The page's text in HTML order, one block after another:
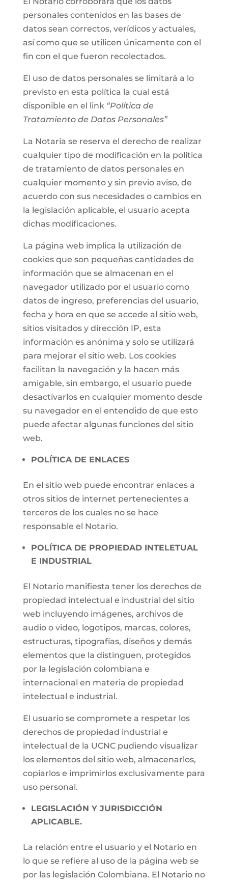
personales contenidos en las bases de
datos sean correctos, verídicos y actuales,
así como que se utilicen únicamente con el
fin con el que fueron recolectados.
El uso de datos personales se limitará a lo
previsto en esta política la cual está
disponible en el link “Política de
Tratamiento de Datos Personales”
La Notaría se reserva el derecho de realizar
cualquier tipo de modificación en la política
de tratamiento de datos personales en
cualquier momento y sin previo aviso, de
acuerdo con sus necesidades o cambios en
la legislación aplicable, el usuario acepta
dichas modificaciones.
La página web implica la utilización de
cookies que son pequeñas cantidades de
información que se almacenan en el
navegador utilizado por el usuario como
datos de ingreso, preferencias del usuario,
fecha y hora en que se accede al sitio web,
sitios visitados y dirección IP, esta
información es anónima y solo se utilizará
para mejorar el sitio web. Los cookies
facilitan la navegación y la hacen más
amigable, sin embargo, el usuario puede
desactivarlos en cualquier momento desde
su navegador en el entendido de que esto
puede afectar algunas funciones del sitio
web.
POLÍTICA DE ENLACES
En el sitio web puede encontrar enlaces a
otros sitios de internet pertenecientes a
terceros de los cuales no se hace
responsable el Notario.
POLÍTICA DE PROPIEDAD INTELETUAL
E INDUSTRIAL
El Notario manifiesta tener los derechos de
propiedad intelectual e industrial del sitio
web incluyendo imágenes, archivos de
audio o video, logotipos, marcas, colores,
estructuras, tipografías, diseños y demás
elementos que la distinguen, protegidos
por la legislación colombiana e
internacional en materia de propiedad
intelectual e industrial.
El usuario se compromete a respetar los
derechos de propiedad industrial e
intelectual de la UCNC pudiendo visualizar
los elementos del sitio web, almacenarlos,
copiarlos e imprimirlos exclusivamente para
uso personal.
LEGISLACIÓN Y JURISDICCIÓN
APLICABLE.
La relación entre el usuario y el Notario en
lo que se refiere al uso de la página web se
por las legislación Colombiana. El Notario no